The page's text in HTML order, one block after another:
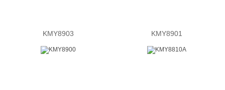
KMY8903 KMY8901